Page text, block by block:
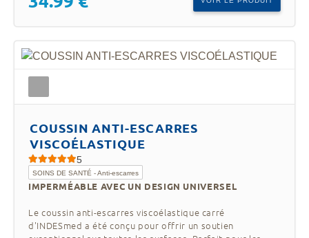
COUSSIN ANTI-ESCARRES
VISCOÉLASTIQUE
5
SOINS DE SANTÉ - Anti-escarres
IMPERMÉABLE AVEC UN DESIGN UNIVERSEL
Le coussin anti-escarres viscoélastique carré
d'INDESmed a été conçu pour offrir un soutien